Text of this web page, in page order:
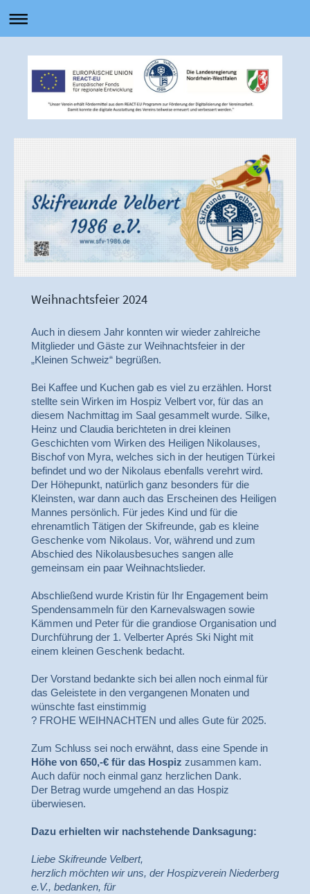
Weihnachtsfeier 2024
Auch in diesem Jahr konnten wir wieder zahlreiche
Mitglieder und Gäste zur Weihnachtsfeier in der
„Kleinen Schweiz“ begrüßen.
Bei Kaffee und Kuchen gab es viel zu erzählen. Horst
stellte sein Wirken im Hospiz Velbert vor, für das an
diesem Nachmittag im Saal gesammelt wurde. Silke,
Heinz und Claudia berichteten in drei kleinen
Geschichten vom Wirken des Heiligen Nikolauses,
Bischof von Myra, welches sich in der heutigen Türkei
befindet und wo der Nikolaus ebenfalls verehrt wird.
Der Höhepunkt, natürlich ganz besonders für die
Kleinsten, war dann auch das Erscheinen des Heiligen
Mannes persönlich. Für jedes Kind und für die
ehrenamtlich Tätigen der Skifreunde, gab es kleine
Geschenke vom Nikolaus. Vor, während und zum
Abschied des Nikolausbesuches sangen alle
gemeinsam ein paar Weihnachtslieder.
Abschließend wurde Kristin für Ihr Engagement beim
Spendensammeln für den Karnevalswagen sowie
Kämmen und Peter für die grandiose Organisation und
Durchführung der 1. Velberter Aprés Ski Night mit
einem kleinen Geschenk bedacht.
Der Vorstand bedankte sich bei allen noch einmal für
das Geleistete in den vergangenen Monaten und
wünschte fast einstimmig
? FROHE WEIHNACHTEN und alles Gute für 2025.
Zum Schluss sei noch erwähnt, dass eine Spende in
Höhe von 650,-€ für das Hospiz zusammen kam.
Auch dafür noch einmal ganz herzlichen Dank.
Der Betrag wurde umgehend an das Hospiz
überwiesen.
Dazu erhielten wir nachstehende Danksagung:
Liebe Skifreunde Velbert,
herzlich möchten wir uns, der Hospizverein Niederberg
e.V., bedanken, für